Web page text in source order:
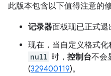
此版本包含以下值得注意的
记录器面板现已正式
现在，当自定义格式化
null 时， 控制台不会
(329400119)。